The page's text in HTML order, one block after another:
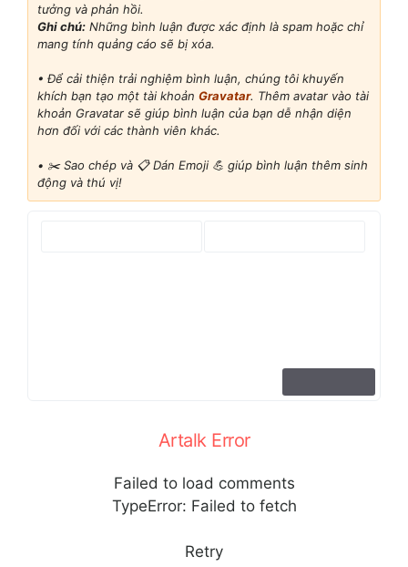
tưởng và phản hồi.
Ghi chú: Những bình luận được xác định là spam hoặc chỉ
mang tính quảng cáo sẽ bị xóa.
• Để cải thiện trải nghiệm bình luận, chúng tôi khuyến
khích bạn tạo một tài khoản Gravatar. Thêm avatar vào tài
khoản Gravatar sẽ giúp bình luận của bạn dễ nhận diện
hơn đối với các thành viên khác.
• ✂️ Sao chép và 📋 Dán Emoji 💪 giúp bình luận thêm sinh
động và thú vị!
Artalk Error
Failed to load comments
TypeError: Failed to fetch
Retry